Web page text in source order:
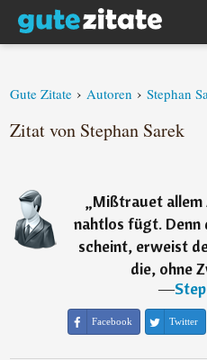
Gute Zitate › Autoren › Stephan
Zitat von Stephan Sarek
„Mißtrauet allem
nahtlos fügt. Denn
scheint, erweist
die, ohne
―
Facebook Twitter